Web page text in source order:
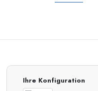
Ihre Konfiguration